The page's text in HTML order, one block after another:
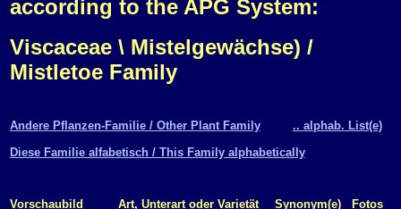
according to the APG System:
Viscaceae \ Mistelgewächse) /
Mistletoe Family
Andere Pflanzen-Familie / Other Plant Family
.. alphab. List(e)
Diese Familie alfabetisch / This Family alphabetically
Vorschaubild Art, Unterart oder Varietät Synonym(e)
Fotos